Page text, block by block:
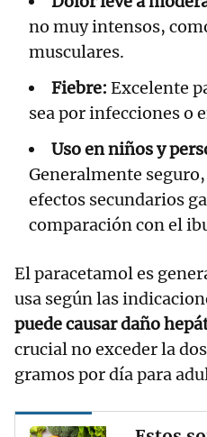
no muy intensos,
musculares.
Fiebre: Excelente
sea por infecciones o
Uso en niños y
Generalmente
efectos secundarios
comparación con el
El paracetamol es
usa según las
puede causar daño
crucial no exceder la
gramos por día para